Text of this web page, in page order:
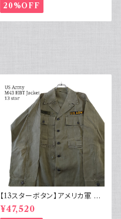
20%OFF
【13スターボタン】アメリカ軍 M
43 HBT ジャケット パッチ 軍物
実物
¥47,520